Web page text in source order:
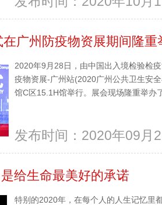
广州防疫物资展期间隆重
2020年9月28日，由中国出入境检验检
疫物资展-广州站(2020广州公共卫生安
馆C区15.1H馆举行。展会现场隆重举办
发布时间：2020年09月
给生命最美好的承诺
特别的2020年，在每个人的人生记忆里